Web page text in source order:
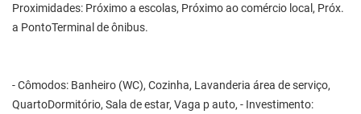
Proximidades: Próximo a escolas, Próximo ao comércio local, Próx.
a PontoTerminal de ônibus.
- Cômodos: Banheiro (WC), Cozinha, Lavanderia área de serviço,
QuartoDormitório, Sala de estar, Vaga p auto, - Investimento: